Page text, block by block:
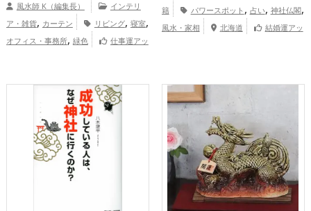
風水師 K（編集長）
インテリ
ア・雑貨, カーテン リビング, 寝室,
オフィス・事務所, 緑色
仕事運アッ
籍
パワースポット , 占い, 神社仏閣,
風水・家相 北海道
結婚運アッ